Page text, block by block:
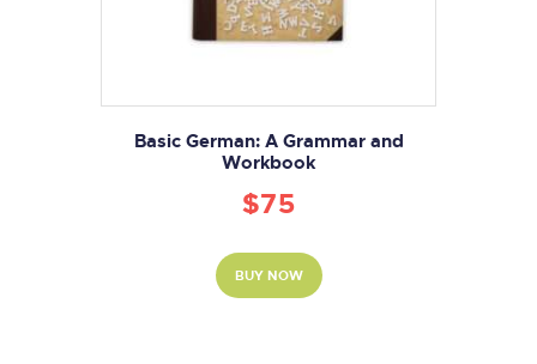
Basic German: A Grammar and
Workbook
$75
BUY NOW